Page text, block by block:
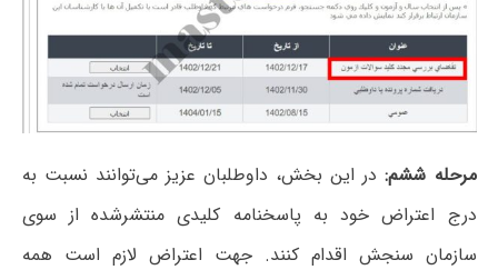
مرحله ششم:در این بخش، داوطلبان عزیز می‌توانند نسبت به
درج اعتراض خود به پاسخنامه کلیدی منتشرشده از سوی
سازمان سنجش اقدام کنند. جهت اعتراض لازم است همه